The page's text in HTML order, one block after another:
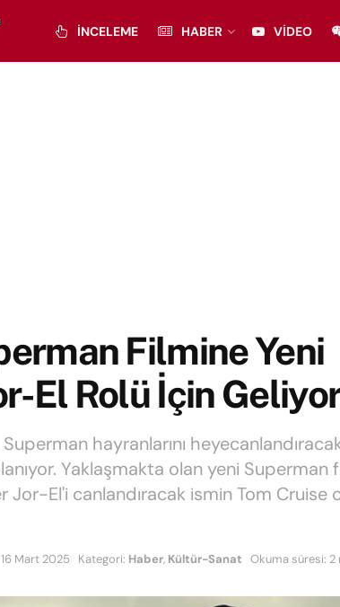
İNCELEME HABER VIDEO
Filmine Yeni
El Rolü İçin
hayranlarını
Yaklaşmakta olan yeni Superman
Jor-El'i canlandıracak ismin Tom Cruise
16 Mart 2025 Kategori: Haber, Kültür-Sanat Okuma süresi: 2